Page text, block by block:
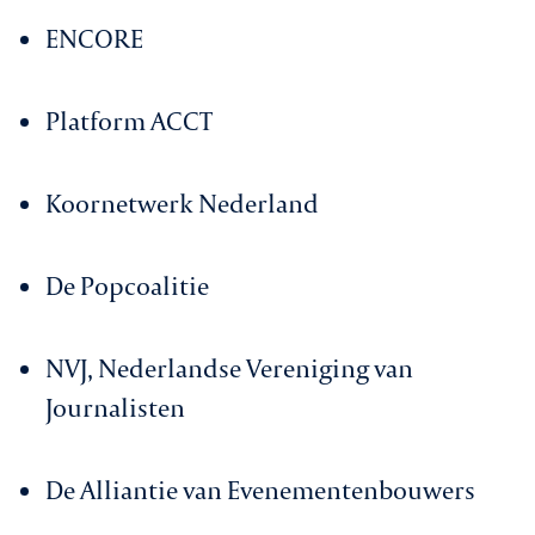
ENCORE
Platform ACCT
Koornetwerk Nederland
De Popcoalitie
NVJ, Nederlandse Vereniging van
Journalisten
De Alliantie van Evenementenbouwers